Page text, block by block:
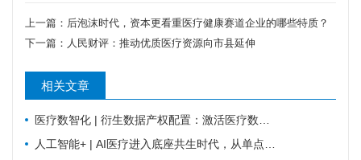
上一篇： 后泡沫时代，资本更看重医疗健康赛道企业的哪些特质？
下一篇： 人民财评：推动优质医疗资源向市县延伸
相关文章
医疗数智化 | 衍生数据产权配置：激活医疗数据价值的关键规则
人工智能+ | AI医疗进入底座共生时代，从单点智能走向全域协同